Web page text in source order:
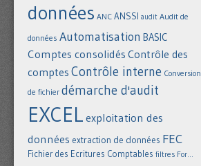
données ANC ANSSI audit Audit de
données Automatisation BASIC
Comptes consolidés Contrôle des
comptes Contrôle interne Conversion
de fichier démarche d'audit
EXCEL exploitation des
données extraction de données FEC
Fichier des Ecritures Comptables filtres For...